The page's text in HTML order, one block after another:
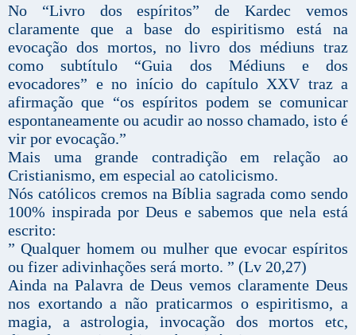
No “Livro dos espíritos” de Kardec vemos
claramente que a base do espiritismo está na
evocação dos mortos, no livro dos médiuns traz
como subtítulo “Guia dos Médiuns e dos
evocadores” e no início do capítulo XXV traz a
afirmação que “os espíritos podem se comunicar
espontaneamente ou acudir ao nosso chamado, isto é
vir por evocação.”
Mais uma grande contradição em relação ao
Cristianismo, em especial ao catolicismo.
Nós católicos cremos na Bíblia sagrada como sendo
100% inspirada por Deus e sabemos que nela está
escrito:
” Qualquer homem ou mulher que evocar espíritos
ou fizer adivinhações será morto. ” (Lv 20,27)
Ainda na Palavra de Deus vemos claramente Deus
nos exortando a não praticarmos o espiritismo, a
magia, a astrologia, invocação dos mortos etc,